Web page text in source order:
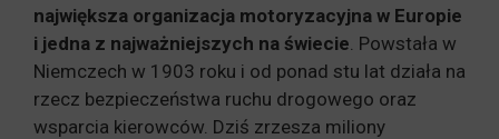
największa organizacja motoryzacyjna w Europie
i jedna z najważniejszych na świecie . Powstała w
Niemczech w 1903 roku i od ponad stu lat działa na
rzecz bezpieczeństwa ruchu drogowego oraz
wsparcia kierowców. Dziś zrzesza miliony